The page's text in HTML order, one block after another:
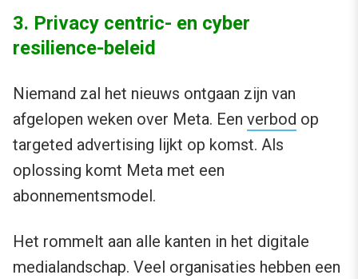
3. Privacy centric- en cyber
resilience-beleid
Niemand zal het nieuws ontgaan zijn van
afgelopen weken over Meta. Een verbod op
targeted advertising lijkt op komst. Als
oplossing komt Meta met een
abonnementsmodel.
Het rommelt aan alle kanten in het digitale
medialandschap. Veel organisaties hebben een